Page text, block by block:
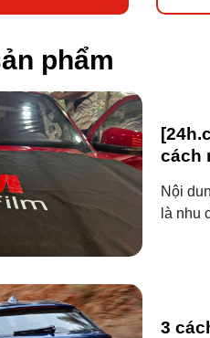
phẩm
cách
Nội
là nhu
3